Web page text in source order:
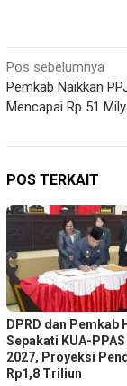
Navigasi
pos
Pos sebelumnya
Pemkab Naikkan
Mencapai Rp 51
POS TERKAIT
DPRD dan Pemkab
Sepakati KUA-PPAS
2027, Proyeksi
Rp1,8 Triliun